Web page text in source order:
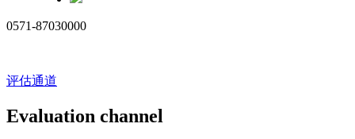
0571-87030000
评估通道
Evaluation channel